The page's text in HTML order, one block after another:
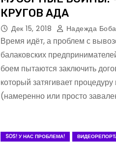
КРУГОВ АДА
Дек 15, 2018 Надежда
Время идёт, а проблем с
балаковских
боем пытаются заключить
который затягивает
(намеренно или просто
SOS! У НАС ПРОБЛЕМА!